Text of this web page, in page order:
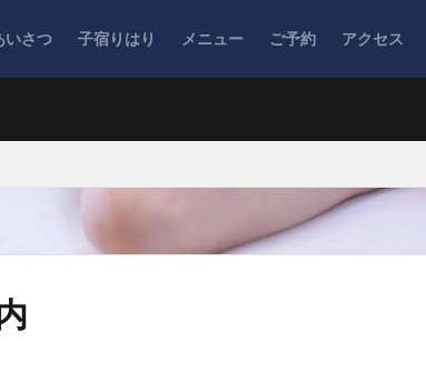
いさつ 子宿りはり メニュー ご予約 アクセス